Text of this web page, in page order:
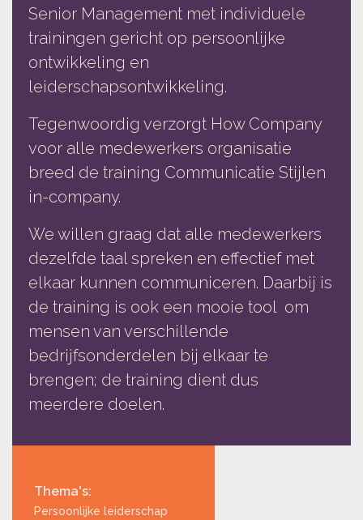
Senior Management met individuele
trainingen gericht op persoonlijke
ontwikkeling en
leiderschapsontwikkeling.
Tegenwoordig verzorgt How Company
voor alle medewerkers organisatie
breed de training Communicatie Stijlen
in-company.
We willen graag dat alle medewerkers
dezelfde taal spreken en effectief met
elkaar kunnen communiceren. Daarbij is
de training is ook een mooie tool om
mensen van verschillende
bedrijfsonderdelen bij elkaar te
brengen; de training dient dus
meerdere doelen.
Thema's:
Persoonlijke leiderschap